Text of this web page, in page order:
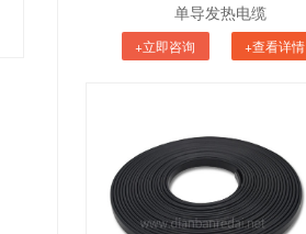
单导发热电缆
+立即咨询 +查看详情